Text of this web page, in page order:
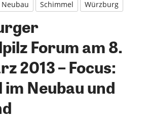
Neubau Schimmel Würzburg
Forum am 8.
2013 – Focus:
Neubau und